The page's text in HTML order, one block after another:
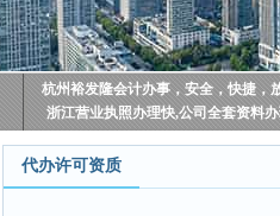
杭州裕发隆会计办事，安全，快捷，
浙江营业执照办理快,公司全套资料
代办许可资质